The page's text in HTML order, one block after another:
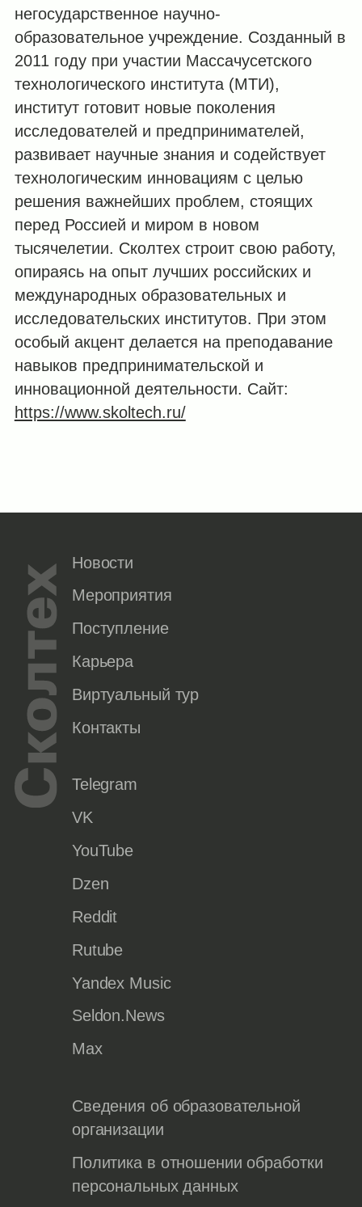
негосударственное научно-
образовательное учреждение. Созданный в
2011 году при участии Массачусетского
технологического института (МТИ),
институт готовит новые поколения
исследователей и предпринимателей,
развивает научные знания и содействует
технологическим инновациям с целью
решения важнейших проблем, стоящих
перед Россией и миром в новом
тысячелетии. Сколтех строит свою работу,
опираясь на опыт лучших российских и
международных образовательных и
исследовательских институтов. При этом
особый акцент делается на преподавание
навыков предпринимательской и
инновационной деятельности. Сайт:
https://www.skoltech.ru/
Новости
Мероприятия
Поступление
Карьера
Виртуальный тур
Контакты
Telegram
VK
YouTube
Dzen
Reddit
Rutube
Yandex Music
Seldon.News
Max
Сведения об образовательной
организации
Политика в отношении обработки
персональных данных